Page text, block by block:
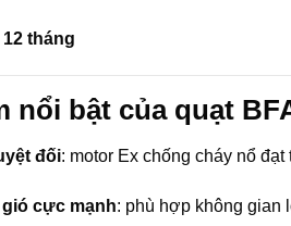
12 tháng
nổi bật của quạt
đối: motor Ex chống cháy nổ đạt
gió cực mạnh: phù hợp không gian